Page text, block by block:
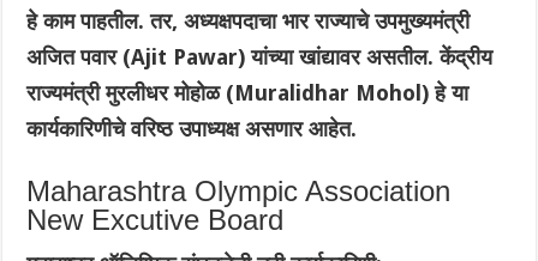
हे काम पाहतील. तर, अध्यक्षपदाचा भार राज्याचे उपमुख्यमंत्री
अजित पवार (Ajit Pawar) यांच्या खांद्यावर असतील. केंद्रीय
राज्यमंत्री मुरलीधर मोहोळ (Muralidhar Mohol) हे या
कार्यकारिणीचे वरिष्ठ उपाध्यक्ष असणार आहेत.
Maharashtra Olympic Association
New Excutive Board